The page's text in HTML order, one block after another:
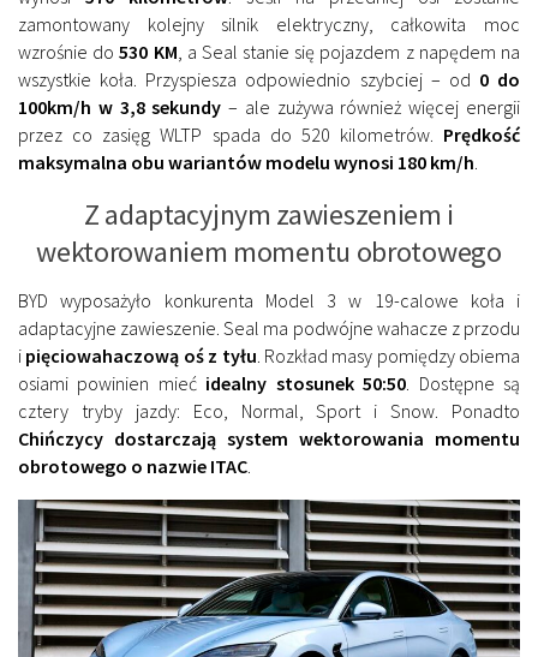
zamontowany kolejny silnik elektryczny, całkowita moc
wzrośnie do530 KM , a Seal stanie się pojazdem z napędem na
wszystkie koła. Przyspiesza odpowiednio szybciej – od 0 do
100km/h w 3,8 sekundy – ale zużywa również więcej energii
przez co zasięg WLTP spada do 520 kilometrów. Prędkość
maksymalna obu wariantów modelu wynosi 180 km/h
Z adaptacyjnym zawieszeniem i
wektorowaniem momentu obrotowego
BYD wyposażyło konkurenta Model 3 w 19-calowe koła i
adaptacyjne zawieszenie. Seal ma podwójne wahacze z przodu
i pięciowahaczową oś z tyłu . Rozkład masy pomiędzy obiema
osiami powinien mieć idealny stosunek 50:50 . Dostępne są
cztery tryby jazdy: Eco, Normal, Sport i Snow. Ponadto
Chińczycy dostarczają system wektorowania momentu
obrotowego o nazwie ITAC